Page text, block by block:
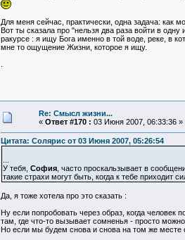
Для меня сейчас, практически, одна задача: как
Вот ты сказала про "нельзя два раза войти в
ракурсе : я ищу Бога именно в той воде, реке, в
мне то ощущение Жизни, которое я ищу.
Re: Смысл жизни...
« Ответ #170 : 03 Июня 2007, 06:33:36 »
Цитата: Солярис от 03 Июня 2007, 05:26:54
У тебя, София, часто проскальзывает в
такие страхи могут быть, когда к тебе приходит
Да, я тоже хотела про это сказать :
Ну если попробовать через образ, когда
там, где что-то вызывает сомненья - просто
Но если мы будем снова и снова на том же месте